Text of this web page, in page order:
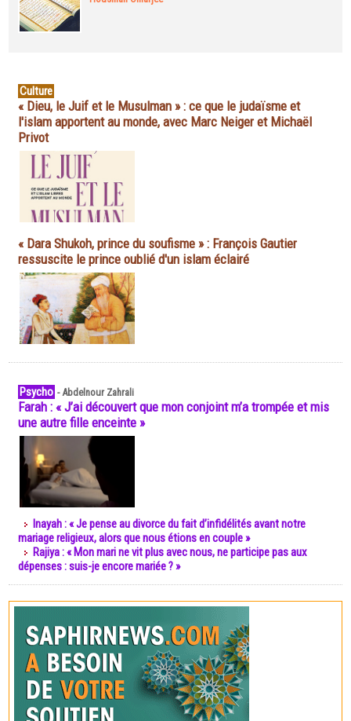
Culture
« Dieu, le Juif et le Musulman » : ce que le judaïsme et
l'islam apportent au monde, avec Marc Neiger et Michaël
Privot
« Dara Shukoh, prince du soufisme » : François Gautier
ressuscite le prince oublié d'un islam éclairé
Psycho -Abdelnour Zahrali
Farah : « J’ai découvert que mon conjoint m’a trompée et mis
une autre fille enceinte »
Inayah : « Je pense au divorce du fait d’infidélités avant notre
mariage religieux, alors que nous étions en couple »
Rajiya : « Mon mari ne vit plus avec nous, ne participe pas aux
dépenses : suis-je encore mariée ? »